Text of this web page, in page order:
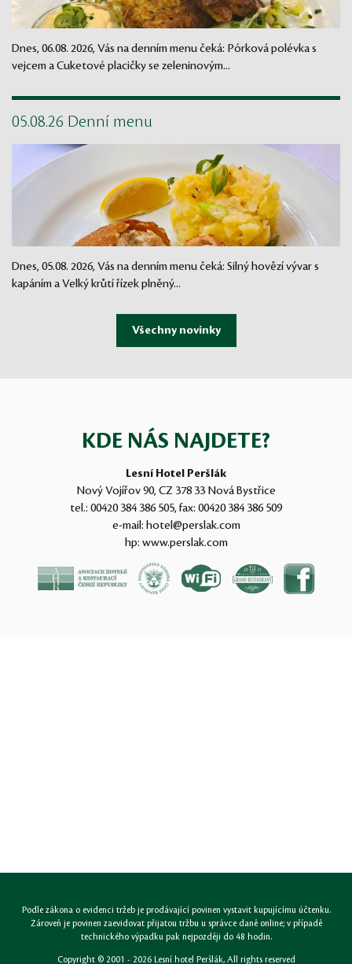
Dnes, 06.08. 2026, Vás na denním menu čeká: Pórková polévka s
vejcem a Cuketové placičky se zeleninovým...
05.08.26 Denní menu
Dnes, 05.08. 2026, Vás na denním menu čeká: Silný hovězí vývar s
kapáním a Velký krůtí řízek plněný...
KDE NÁS NAJDETE?
Lesní Hotel Peršlák
Nový Vojířov 90, CZ 378 33 Nová Bystřice
tel.: 00420 384 386 505, fax: 00420 384 386 509
e-mail: hotel@perslak.com
hp: www.perslak.com
Podle zákona o evidenci tržeb je prodávající povinen vystavit kupujícímu účtenku.
Zároveň je povinen zaevidovat přijatou tržbu u správce daně online; v případě
technického výpadku pak nejpozději do 48 hodin.
Copyright © 2001 - 2026 Lesní hotel Peršlák, All rights reserved